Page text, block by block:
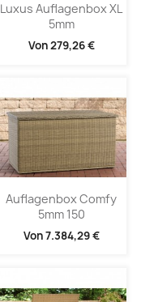
Luxus Auflagenbox XL
5mm
Von279,26 €
Auflagenbox Comfy
5mm 150
Von7.384,29 €